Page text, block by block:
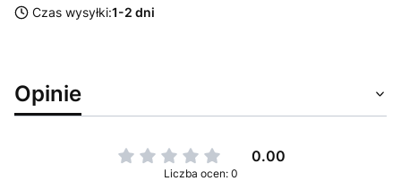
Czas wysyłki:1-2 dni
Opinie
0.00
Liczba ocen: 0